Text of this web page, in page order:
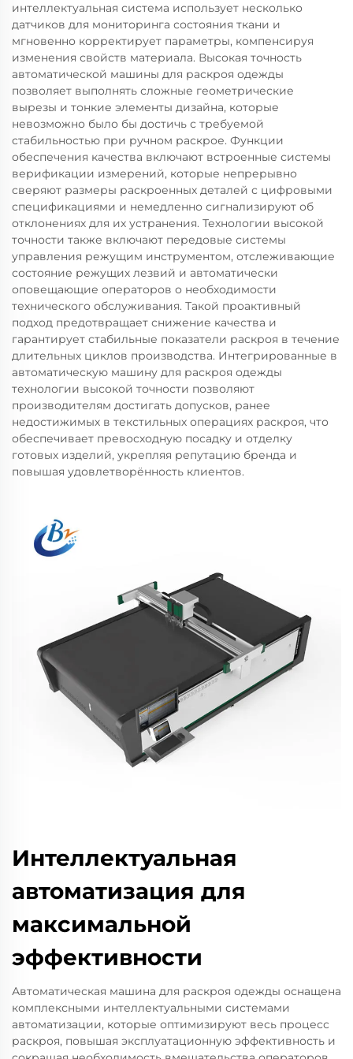
интеллектуальная система использует несколько
датчиков для мониторинга состояния ткани и
мгновенно корректирует параметры, компенсируя
изменения свойств материала. Высокая точность
автоматической машины для раскроя одежды
позволяет выполнять сложные геометрические
вырезы и тонкие элементы дизайна, которые
невозможно было бы достичь с требуемой
стабильностью при ручном раскрое. Функции
обеспечения качества включают встроенные системы
верификации измерений, которые непрерывно
сверяют размеры раскроенных деталей с цифровыми
спецификациями и немедленно сигнализируют об
отклонениях для их устранения. Технологии высокой
точности также включают передовые системы
управления режущим инструментом, отслеживающие
состояние режущих лезвий и автоматически
оповещающие операторов о необходимости
технического обслуживания. Такой проактивный
подход предотвращает снижение качества и
гарантирует стабильные показатели раскроя в течение
длительных циклов производства. Интегрированные в
автоматическую машину для раскроя одежды
технологии высокой точности позволяют
производителям достигать допусков, ранее
недостижимых в текстильных операциях раскроя, что
обеспечивает превосходную посадку и отделку
готовых изделий, укрепляя репутацию бренда и
повышая удовлетворённость клиентов.
Интеллектуальная
автоматизация для
максимальной
эффективности
Автоматическая машина для раскроя одежды оснащена
комплексными интеллектуальными системами
автоматизации, которые оптимизируют весь процесс
раскроя, повышая эксплуатационную эффективность и